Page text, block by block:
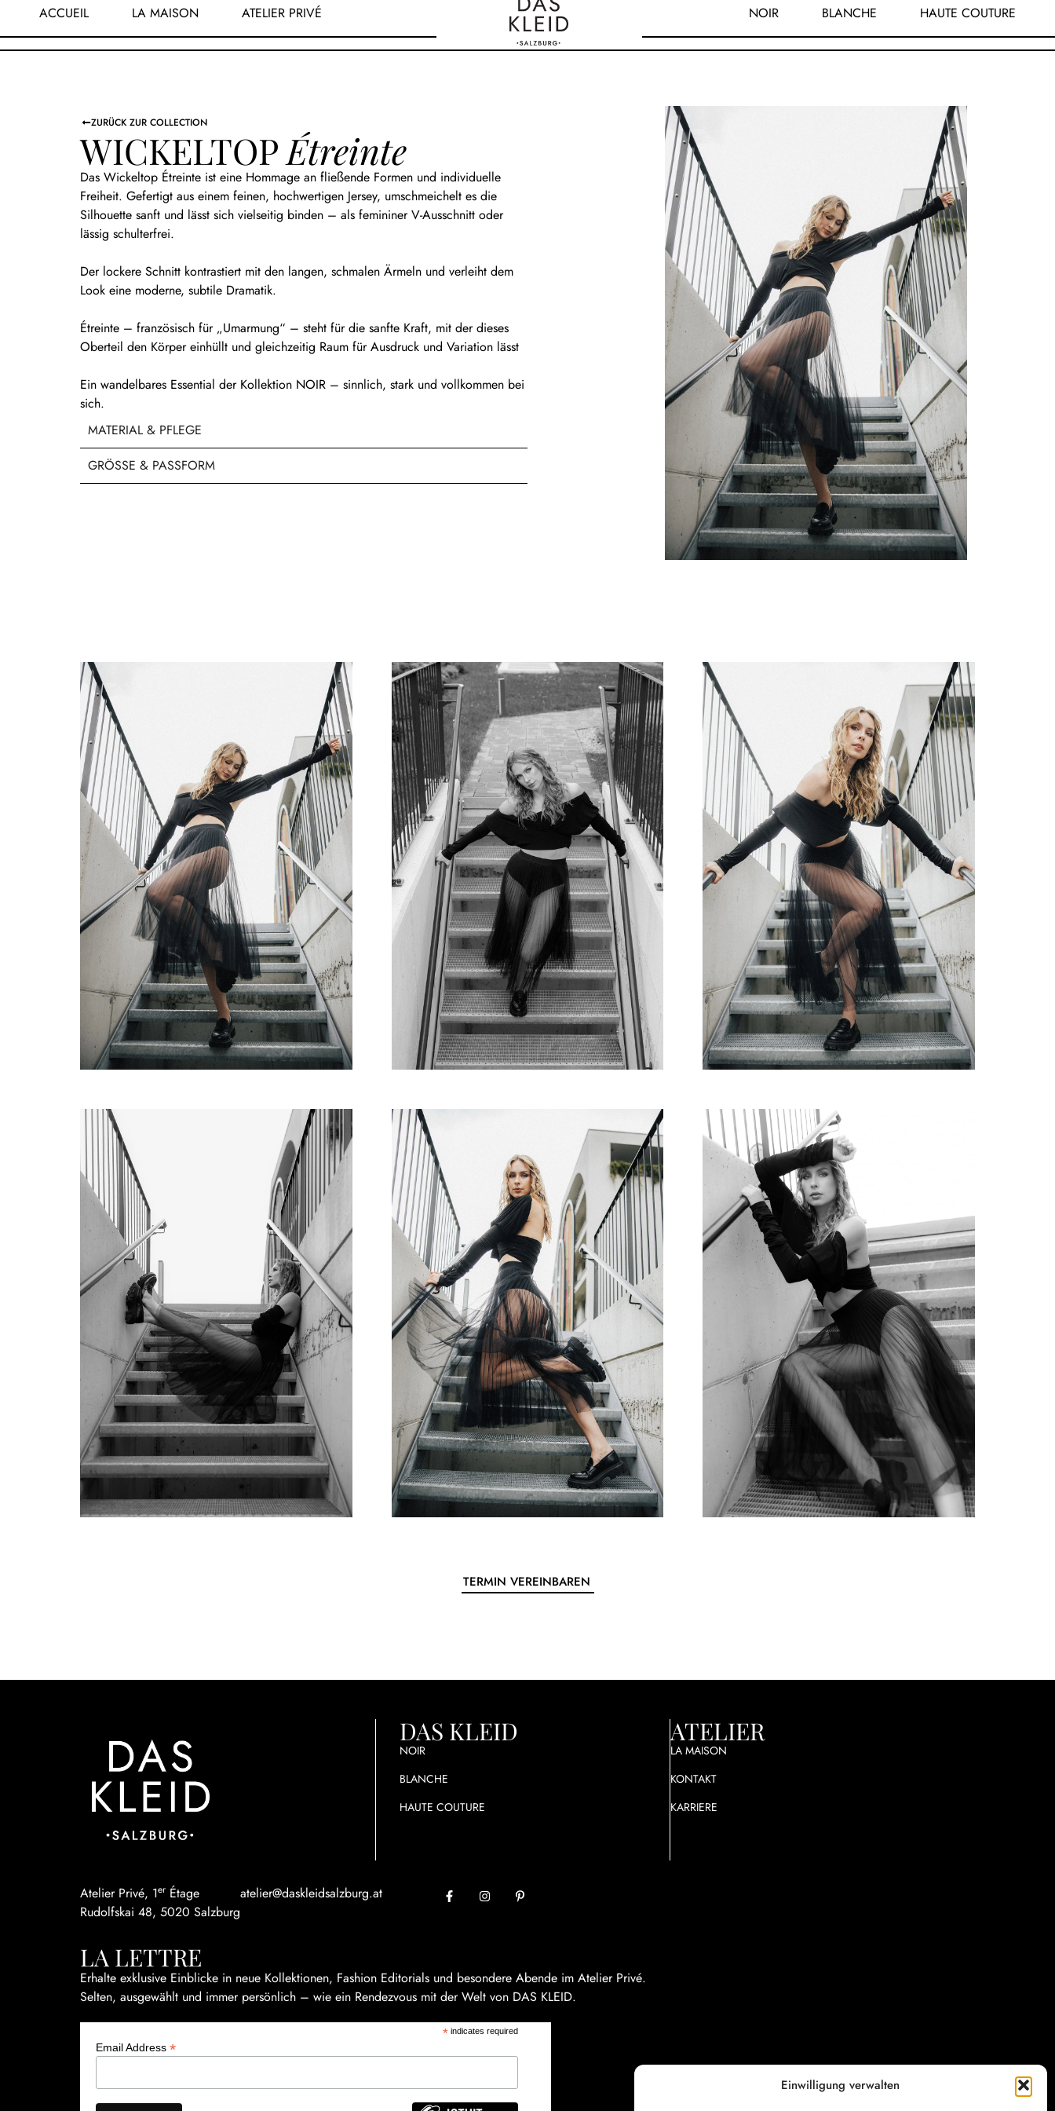
Einwilligung verwalten
ACCUEIL LA MAISON ATELIER PRIVÉ NOIR BLANCHE HAUTE COUTURE
ZURÜCK ZUR COLLECTION
WICKELTOPÉtreinte
Das Wickeltop Étreinte ist eine Hommage an fließende Formen und individuelle
Freiheit. Gefertigt aus einem feinen, hochwertigen Jersey, umschmeichelt es die
Silhouette sanft und lässt sich vielseitig binden – als femininer V-Ausschnitt oder
lässig schulterfrei.
Der lockere Schnitt kontrastiert mit den langen, schmalen Ärmeln und verleiht dem
Look eine moderne, subtile Dramatik.
Étreinte – französisch für „Umarmung“ – steht für die sanfte Kraft, mit der dieses
Oberteil den Körper einhüllt und gleichzeitig Raum für Ausdruck und Variation lässt
Ein wandelbares Essential der Kollektion NOIR – sinnlich, stark und vollkommen bei
sich.
MATERIAL & PFLEGE
GRÖSSE & PASSFORM
TERMIN VEREINBAREN
DAS KLEID
NOIR
BLANCHE
HAUTE COUTURE
ATELIER
LA MAISON
KONTAKT
KARRIERE
Atelier Privé, 1er Étage
Rudolfskai 48, 5020 Salzburg
atelier@daskleidsalzburg.at
LA LETTRE
Erhalte exklusive Einblicke in neue Kollektionen, Fashion Editorials und besondere Abende im Atelier Privé.
Selten, ausgewählt und immer persönlich – wie ein Rendezvous mit der Welt von DAS KLEID.
*indicates required
Email Address *